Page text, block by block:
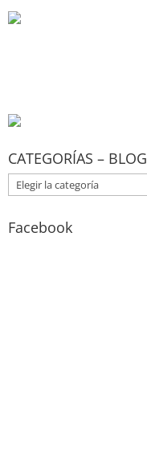
CATEGORÍAS – BLOG
CATEGORÍAS
–
BLOG
Facebook